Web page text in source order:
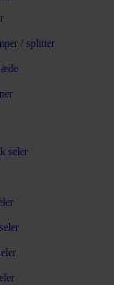
/ splitter
seler